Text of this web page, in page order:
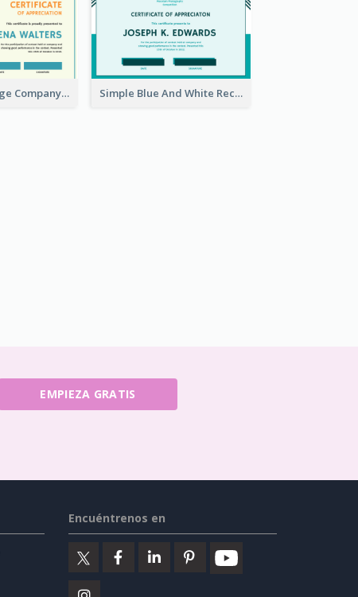
Blue And Orange Company Triangles With Badge Certificate Simple Blue And White Rectangle Certificate
EMPIEZA GRATIS
Encuéntrenos en